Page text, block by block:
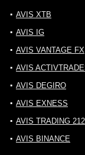
AVIS XTB
AVIS IG
AVIS VANTAGE FX
AVIS
AVIS DEGIRO
AVIS EXNESS
AVIS TRADING 212
AVIS BINANCE